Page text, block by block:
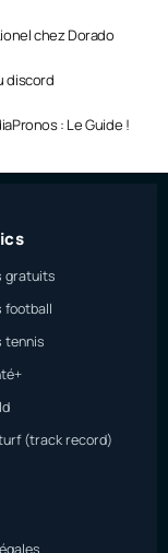
chez Dorado
discord
: Le Guide !
gratuits
football
tennis
(track record)